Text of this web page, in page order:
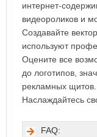
интернет-
видеороликов и
Создавайте
используют
Оцените все
до логотипов,
рекламных щитов.
Наслаждайтесь
FAQ: